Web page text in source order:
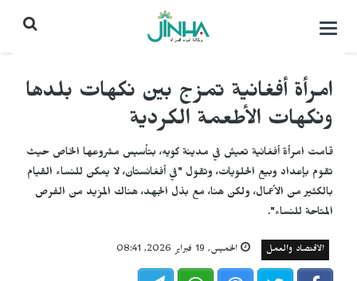
التحكم
امرأة أفغانية تمزج بين نكهات بلدها
ونكهات الأطعمة الكردية
قامت امرأة أفغانية تعيش في مدينة كويه، بتأسيس مشروعها الخاص حيث
تقوم بإعداد وبيع الحلويات، وتقول "في أفغانستان، لا يمكن للنساء القيام
بالكثير من الأعمال، ولكن هنا، مع بذل الجهد، هناك المزيد من الفرص
المتاحة للنساء".
الاقتصاد والعمل الخميس, 19 فبراير 2026, 08:41